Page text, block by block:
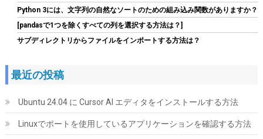
こちら)
【Amazon.co.jp 限定】Western Digital ウエスタンデジタル WD
Python 3には、文字列の自然なソートのための組み込み関数がありますか？
[pandasで1つを除くすべての列を選択する方法は？]
サブディレクトリからファイルをインポートする方法は？
最近の投稿
Ubuntu 24.04 に Cursor AI エディタをインストールする方法
Linuxでポートを使用しているアプリケーションを確認する方法